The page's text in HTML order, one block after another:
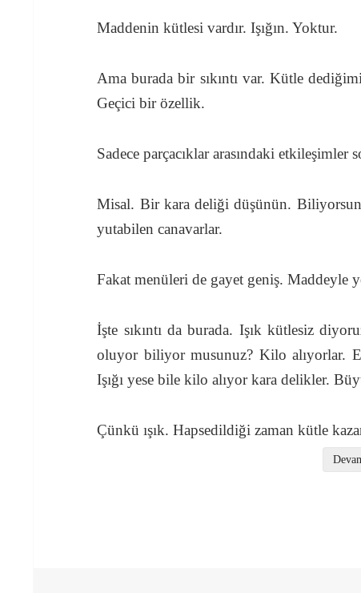
Maddenin kütlesi vardır. Işığın. Yoktur.
Ama burada bir sıkıntı var. Kütle
Geçici bir özellik.
Sadece parçacıklar arasındaki etkileşimler
Misal. Bir kara deliği düşünün.
yutabilen canavarlar.
Fakat menüleri de gayet geniş. Maddeyle
İşte sıkıntı da burada. Işık kütlesiz
oluyor biliyor musunuz? Kilo alıyorlar.
Işığı yese bile kilo alıyor kara delikler.
Çünkü ışık. Hapsedildiği zaman kütle